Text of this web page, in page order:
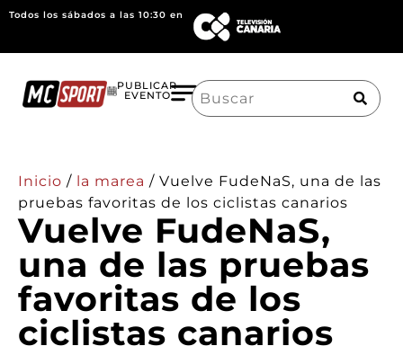
Todos los sábados a las 10:30 en
PUBLICAR
EVENTO
Search
for:
Inicio / la marea / Vuelve FudeNaS, una de las
pruebas favoritas de los ciclistas canarios
Vuelve FudeNaS,
una de las pruebas
favoritas de los
ciclistas canarios